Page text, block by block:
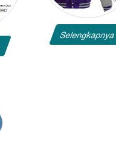
Selengkapnya